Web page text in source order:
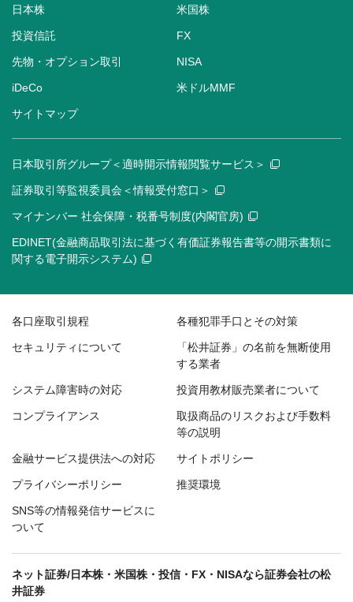
日本株 米国株
投資信託 FX
先物・オプション取引 NISA
iDeCo 米ドルMMF
サイトマップ
日本取引所グループ＜適時開示情報閲覧サービス＞
証券取引等監視委員会＜情報受付窓口＞
マイナンバー 社会保障・税番号制度(内閣官房)
EDINET(金融商品取引法に基づく有価証券報告書等の開示書類に
関する電子開示システム)
各口座取引規程 各種犯罪手口とその対策
セキュリティについて
「松井証券」の名前を無断使用
する業者
システム障害時の対応 投資用教材販売業者について
コンプライアンス
取扱商品のリスクおよび手数料
等の説明
金融サービス提供法への対応 サイトポリシー
プライバシーポリシー 推奨環境
SNS等の情報発信サービスに
ついて
ネット証券/日本株・米国株・投信・FX・NISAなら証券会社の松
井証券